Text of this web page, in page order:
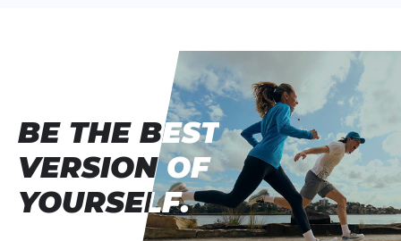
BE THE BEST
VERSION OF
YOURSELF.
BE THE BEST
VERSION OF
YOURSELF.